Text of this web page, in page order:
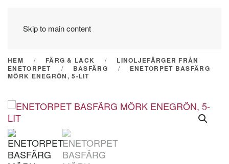
Skip to main content
HEM FÄRG & LACK
LINOLJEFÄRGER FRÅN
ENETORPET
BASFÄRG
ENETORPET BASFÄRG
MÖRK ENEGRÖN, 5-LIT